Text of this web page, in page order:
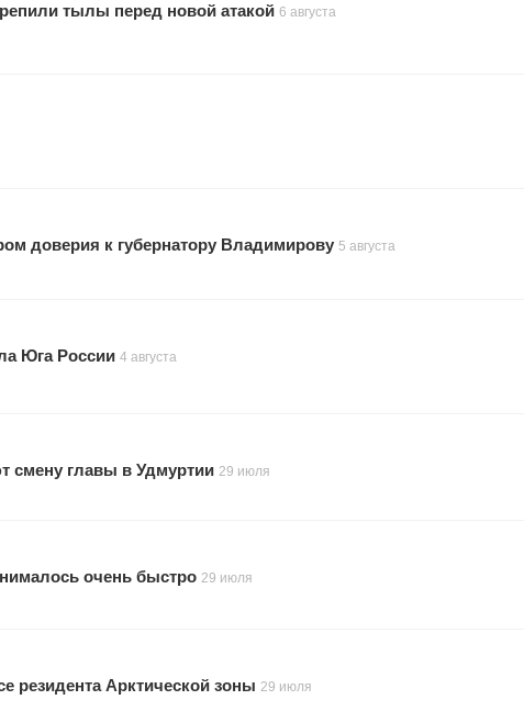
тылы перед новой атакой 6 августа
доверия к губернатору Владимирову 5 августа
Юга России 4 августа
смену главы в Удмуртии 29 июля
очень быстро 29 июля
резидента Арктической зоны 29 июля